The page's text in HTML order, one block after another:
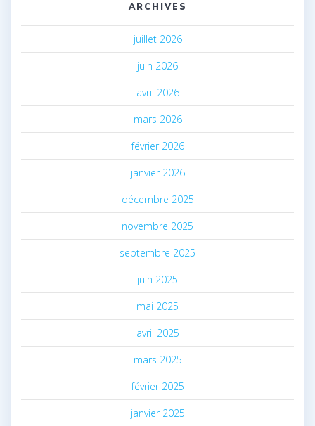
ARCHIVES
juillet 2026
juin 2026
avril 2026
mars 2026
février 2026
janvier 2026
décembre 2025
novembre 2025
septembre 2025
juin 2025
mai 2025
avril 2025
mars 2025
février 2025
janvier 2025